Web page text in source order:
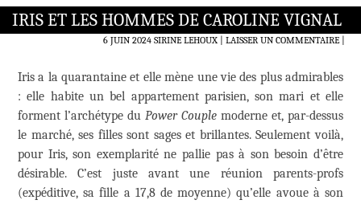
IRIS ET LES HOMMES DE CAROLINE VIGNAL
6 JUIN 2024 SIRINE LEHOUX LAISSER UN COMMENTAIRE|
Iris a la quarantaine et elle mène une vie des plus admirables
: elle habite un bel appartement parisien, son mari et elle
forment l’archétype du Power Couple moderne et, par-dessus
le marché, ses filles sont sages et brillantes. Seulement voilà,
pour Iris, son exemplarité ne pallie pas à son besoin d’être
désirable. C’est juste avant une réunion parents-profs
(expéditive, sa fille a 17,8 de moyenne) qu’elle avoue à son